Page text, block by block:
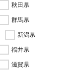
秋田県
群馬県
新潟県
福井県
滋賀県